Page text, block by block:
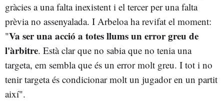
gràcies a una falta inexistent i el tercer per una falta
prèvia no assenyalada. I Arbeloa ha revifat el moment:
"Va ser una acció a totes llums un error greu de
l'àrbitre. Està clar que no sabia que no tenia una
targeta, em sembla que és un error molt greu. I tot i no
tenir targeta és condicionar molt un jugador en un partit
així".